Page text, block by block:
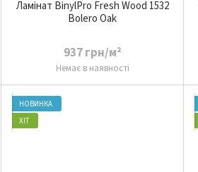
Ламінат BinylPro Fresh Wood 1532
Bolero Oak
937 грн/м²
Немає в наявності
НОВИНКА
ХІТ